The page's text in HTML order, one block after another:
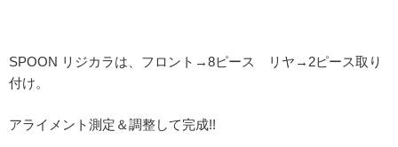
SPOON リジカラは、フロント→8ピース リヤ→2ピース取り
付け。
アライメント測定＆調整して完成!!